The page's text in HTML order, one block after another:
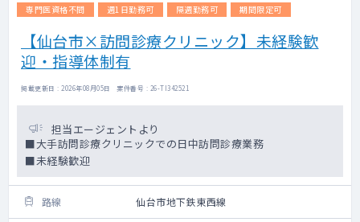
専門医資格不問 週1日勤務可 隔週勤務可 期間限定可
【仙台市×訪問診療クリニック】未経験歓
迎・指導体制有
掲載更新日 : 2026年08月05日 案件番号 : 26-TI342521
担当エージェントより
■大手訪問診療クリニックでの日中訪問診療業務
■未経験歓迎
路線 仙台市地下鉄東西線